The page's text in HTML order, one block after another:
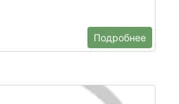
Подробнее